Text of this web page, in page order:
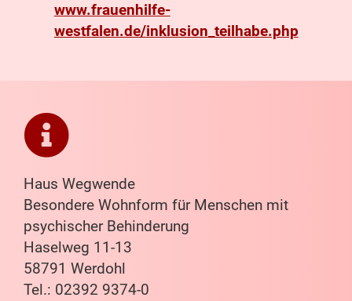
www.frauenhilfe-
westfalen.de/inklusion_teilhabe.php
Haus Wegwende
Besondere Wohnform für Menschen mit
psychischer Behinderung
Haselweg 11-13
58791 Werdohl
Tel.: 02392 9374-0